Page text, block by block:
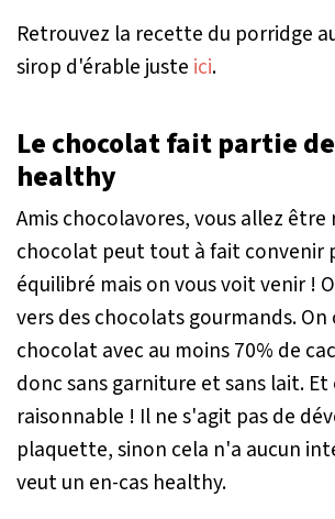
Retrouvez la recette du porridge
sirop d'érable juste ici.
Le chocolat fait partie
healthy
Amis chocolavores, vous allez être
chocolat peut tout à fait convenir
équilibré mais on vous voit venir !
vers des chocolats gourmands.
chocolat avec au moins 70% de
donc sans garniture et sans lait.
raisonnable ! Il ne s'agit pas de
plaquette, sinon cela n'a aucun
veut un en-cas healthy.